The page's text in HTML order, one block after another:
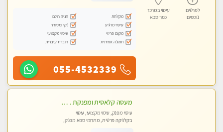
לפרטים
נוספים
עיסוי במרכז
כפר סבא
מקלחת
חניה חינם
עיסוי מרגיע
נקי ומסודר
מקום פרטי
עיסוי מקצועי
תמונה אמיתית
דוברת עיברית
055-4532339
מעסה קלאסית ומפנקת . highly recommended..new in the city
עיסוי מפנק, עיסוי מקצועי, עיסוי
בקלניקה פרטית, מתחמי ספא מפנק,